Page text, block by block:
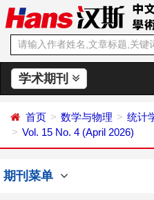
学术期刊
首页 数学与物理
统计
Vol. 15 No. 4 (April 2026)
期刊菜单